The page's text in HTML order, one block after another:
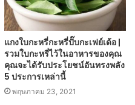
แกงใบกะหรี่กะหรี่ปั๊บกะเฟย์เด้อ |
รวมใบกะหรี่ไว้ในอาหารของคุณ
คุณจะได้รับประโยชน์อันทรงพลัง
5 ประการเหล่านี้
พฤษภาคม 23, 2021